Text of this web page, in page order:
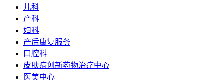
儿科
产科
妇科
产后康复服务
口腔科
皮肤病创新药物治疗中心
医美中心